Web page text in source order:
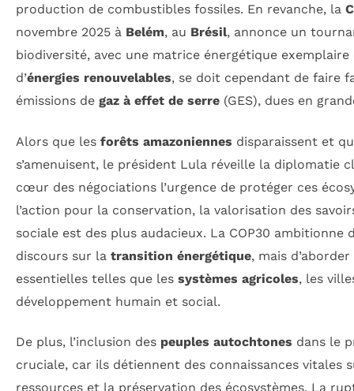
production de combustibles fossiles. En revanche, la
novembre 2025 à Belém, au Brésil, annonce un
biodiversité, avec une matrice énergétique exemplaire
d’énergies renouvelables, se doit cependant de faire
émissions de gaz à effet de serre (GES), dues en
Alors que les forêts amazoniennes disparaissent et
s’amenuisent, le président Lula réveille la diplomatie
cœur des négociations l’urgence de protéger ces
l’action pour la conservation, la valorisation des
sociale est des plus audacieux. La COP30 ambitionne
discours sur la transition énergétique, mais
essentielles telles que les systèmes agricoles, les
développement humain et social.
De plus, l’inclusion des peuples autochtones dans le
cruciale, car ils détiennent des connaissances vitales
ressources et la préservation des écosystèmes. La